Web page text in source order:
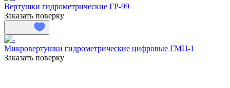
Вертушки гидрометрические ГР-99
Заказать поверку
Микровертушки гидрометрические цифровые ГМЦ-1
Заказать поверку